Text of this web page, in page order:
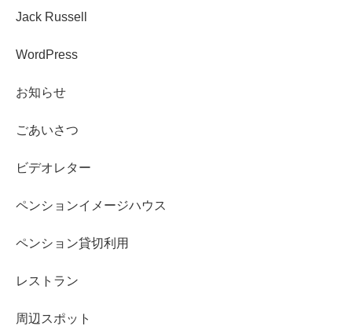
Jack Russell
WordPress
お知らせ
ごあいさつ
ビデオレター
ペンションイメージハウス
ペンション貸切利用
レストラン
周辺スポット